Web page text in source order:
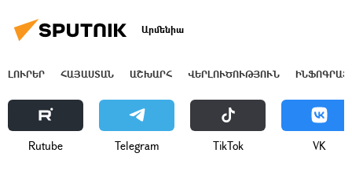
Արմենիա
ԼՈՒՐԵՐ ՀԱՅԱՍՏԱՆ ԱՇԽԱՐՀ ՎԵՐԼՈՒԾՈՒԹՅՈՒՆ
Rutube Telegram ТikТоk VK